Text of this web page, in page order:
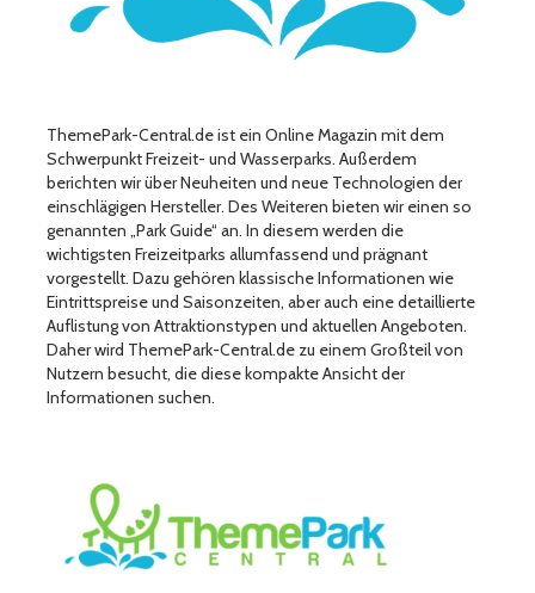
ThemePark-Central.de ist ein Online Magazin mit dem
Schwerpunkt Freizeit- und Wasserparks. Außerdem
berichten wir über Neuheiten und neue Technologien der
einschlägigen Hersteller. Des Weiteren bieten wir einen so
genannten „Park Guide“ an. In diesem werden die
wichtigsten Freizeitparks allumfassend und prägnant
vorgestellt. Dazu gehören klassische Informationen wie
Eintrittspreise und Saisonzeiten, aber auch eine detaillierte
Auflistung von Attraktionstypen und aktuellen Angeboten.
Daher wird ThemePark-Central.de zu einem Großteil von
Nutzern besucht, die diese kompakte Ansicht der
Informationen suchen.